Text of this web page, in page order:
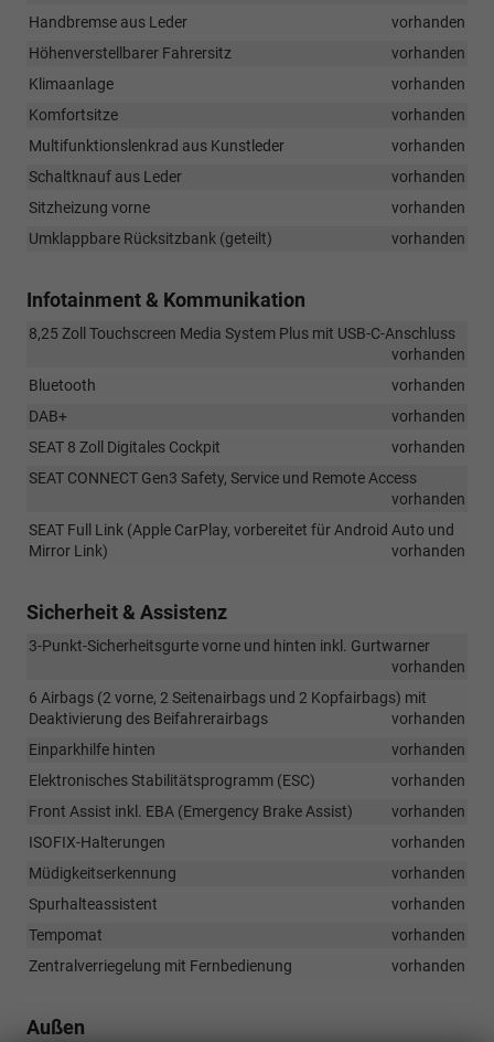
Handbremse aus Leder
vorhanden
Höhenverstellbarer Fahrersitz
vorhanden
Klimaanlage
vorhanden
Komfortsitze
vorhanden
Multifunktionslenkrad aus Kunstleder
vorhanden
Schaltknauf aus Leder
vorhanden
Sitzheizung vorne
vorhanden
Umklappbare Rücksitzbank (geteilt)
vorhanden
Infotainment & Kommunikation
8,25 Zoll Touchscreen Media System Plus mit USB-C-Anschluss
vorhanden
Bluetooth
vorhanden
DAB+
vorhanden
SEAT 8 Zoll Digitales Cockpit
vorhanden
SEAT CONNECT Gen3 Safety, Service und Remote Access
vorhanden
SEAT Full Link (Apple CarPlay, vorbereitet für Android Auto und
Mirror Link)
vorhanden
Sicherheit & Assistenz
3-Punkt-Sicherheitsgurte vorne und hinten inkl. Gurtwarner
vorhanden
6 Airbags (2 vorne, 2 Seitenairbags und 2 Kopfairbags) mit
Deaktivierung des Beifahrerairbags
vorhanden
Einparkhilfe hinten
vorhanden
Elektronisches Stabilitätsprogramm (ESC)
vorhanden
Front Assist inkl. EBA (Emergency Brake Assist)
vorhanden
ISOFIX-Halterungen
vorhanden
Müdigkeitserkennung
vorhanden
Spurhalteassistent
vorhanden
Tempomat
vorhanden
Zentralverriegelung mit Fernbedienung
vorhanden
Außen